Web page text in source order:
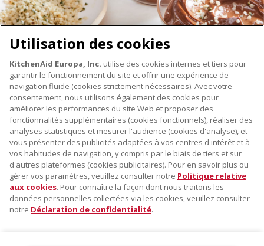
À PROPOS DE KITCHENAID
À propos de KitchenAid
Histoire de la marque
Communiqués de presse
ODR
NOS PRODUITS
Petits électroménagers
Matériel de cuisine
Accessoires
SERVICE CLIENT
Trouver un magasin
Utilisation des cookies
KitchenAid Europa, Inc. utilise des cookies internes et tiers pour
garantir le fonctionnement du site et offrir une expérience de
navigation fluide (cookies strictement nécessaires). Avec votre
consentement, nous utilisons également des cookies pour
améliorer les performances du site Web et proposer des
fonctionnalités supplémentaires (cookies fonctionnels), réaliser des
analyses statistiques et mesurer l'audience (cookies d'analyse), et
vous présenter des publicités adaptées à vos centres d'intérêt et à
vos habitudes de navigation, y compris par le biais de tiers et sur
d'autres plateformes (cookies publicitaires). Pour en savoir plus ou
gérer vos paramètres, veuillez consulter notre Politique relative
aux cookies. Pour connaître la façon dont nous traitons les
données personnelles collectées via les cookies, veuillez consulter
notre Déclaration de confidentialité.